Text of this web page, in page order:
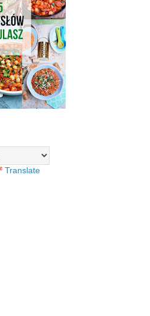
Translate